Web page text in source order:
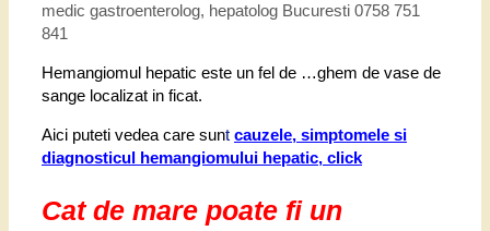
medic gastroenterolog, hepatolog Bucuresti 0758 751
841
Hemangiomul hepatic este un fel de …ghem de vase de
sange localizat in ficat.
Aici puteti vedea care sunt cauzele, simptomele si
diagnosticul hemangiomului hepatic, click
Cat de mare poate fi un